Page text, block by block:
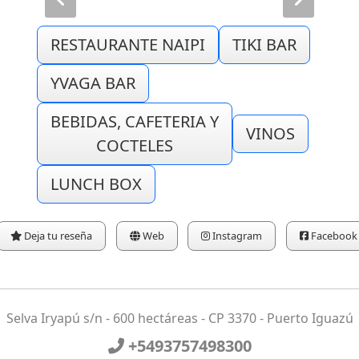
RESTAURANTE NAIPI
TIKI BAR
YVAGA BAR
BEBIDAS, CAFETERIA Y
COCTELES
VINOS
LUNCH BOX
Deja tu reseña Web Instagram Facebook
Selva Iryapú s/n - 600 hectáreas - CP 3370 - Puerto Iguazú
+5493757498300